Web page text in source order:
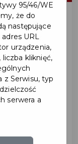
95/46/WE
że do
następujące
URL
urządzenia,
kliknięć,
z Serwisu, typ
serwera a